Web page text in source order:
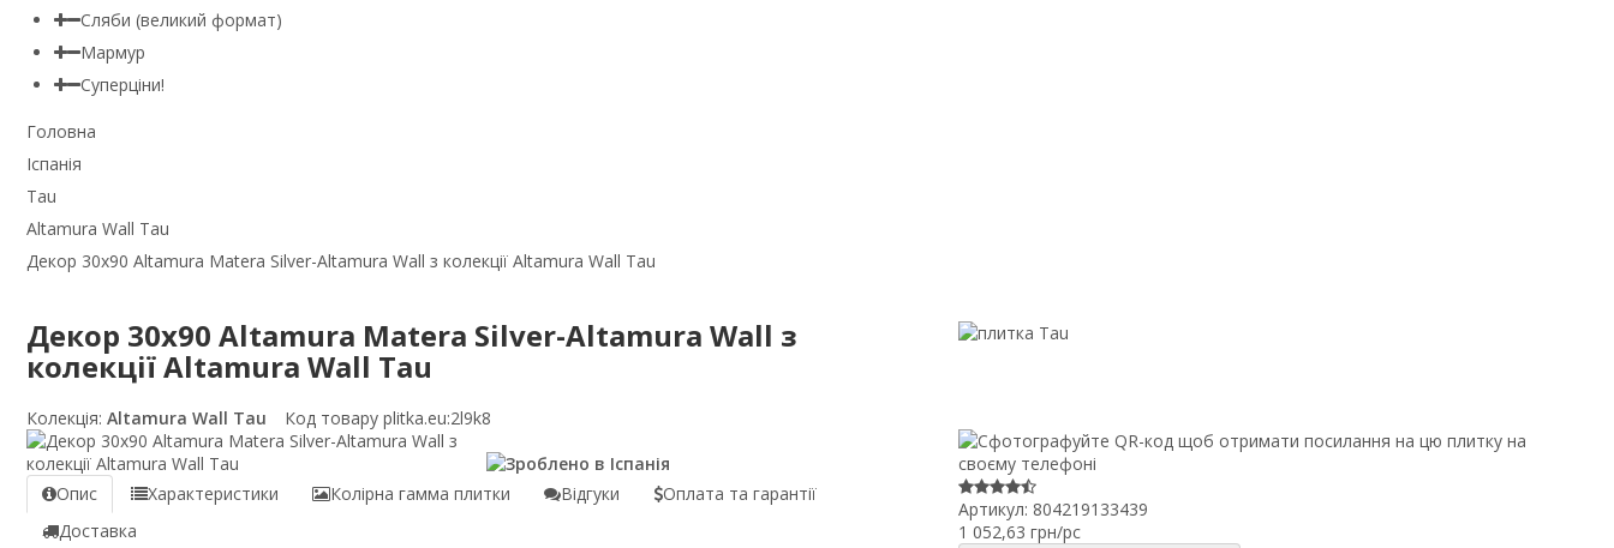
Сляби (великий формат)
Мармур
Суперціни!
Головна
Іспанія
Tau
Altamura Wall Tau
Декор 30x90 Altamura Matera Silver-Altamura Wall з колекції Altamura Wall Tau
Декор 30x90 Altamura Matera Silver-Altamura Wall з
колекції Altamura Wall Tau
Колекція: Altamura Wall Tau Код товару plitka.eu:2l9k8
Опис Характеристики Колірна гамма плитки Відгуки
Оплата та гарантії
Доставка
Артикул: 804219133439
1 052,63 грн/pc